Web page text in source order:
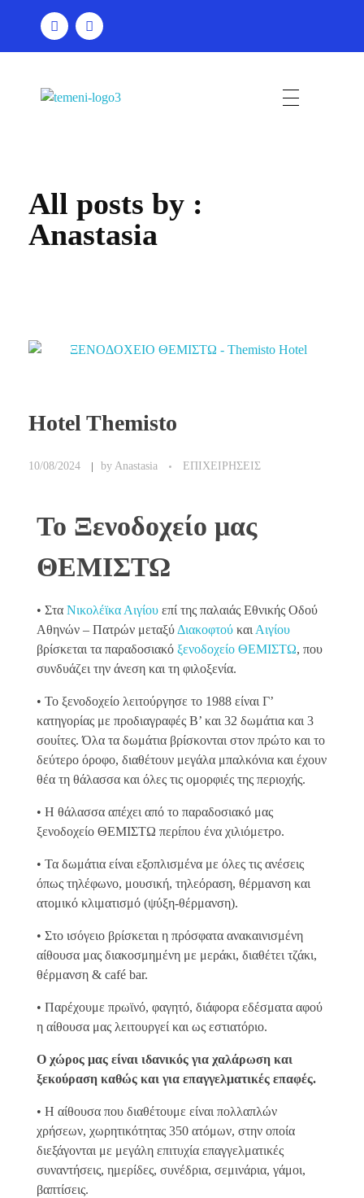
All posts by :
Anastasia
Hotel Themisto
10/08/2024 by Anastasia ΕΠΙΧΕΙΡΗΣΕΙΣ
Το Ξενοδοχείο μας
ΘΕΜΙΣΤΩ
• Στα Νικολέϊκα Αιγίου επί της παλαιάς Εθνικής Οδού
Αθηνών – Πατρών μεταξύ Διακοφτού και Αιγίου
βρίσκεται τα παραδοσιακό ξενοδοχείο ΘΕΜΙΣΤΩ, που
συνδυάζει την άνεση και τη φιλοξενία.
• Το ξενοδοχείο λειτούργησε το 1988 είναι Γ’
κατηγορίας με προδιαγραφές Β’ και 32 δωμάτια και 3
σουίτες. Όλα τα δωμάτια βρίσκονται στον πρώτο και το
δεύτερο όροφο, διαθέτουν μεγάλα μπαλκόνια και έχουν
θέα τη θάλασσα και όλες τις ομορφιές της περιοχής.
• Η θάλασσα απέχει από το παραδοσιακό μας
ξενοδοχείο ΘΕΜΙΣΤΩ περίπου ένα χιλιόμετρο.
• Τα δωμάτια είναι εξοπλισμένα με όλες τις ανέσεις
όπως τηλέφωνο, μουσική, τηλεόραση, θέρμανση και
ατομικό κλιματισμό (ψύξη-θέρμανση).
• Στο ισόγειο βρίσκεται η πρόσφατα ανακαινισμένη
αίθουσα μας διακοσμημένη με μεράκι, διαθέτει τζάκι,
θέρμανση & café bar.
• Παρέχουμε πρωϊνό, φαγητό, διάφορα εδέσματα αφού
η αίθουσα μας λειτουργεί και ως εστιατόριο.
Ο χώρος μας είναι ιδανικός για χαλάρωση και
ξεκούραση καθώς και για επαγγελματικές επαφές.
• Η αίθουσα που διαθέτουμε είναι πολλαπλών
χρήσεων, χωρητικότητας 350 ατόμων, στην οποία
διεξάγονται με μεγάλη επιτυχία επαγγελματικές
συναντήσεις, ημερίδες, συνέδρια, σεμινάρια, γάμοι,
βαπτίσεις.